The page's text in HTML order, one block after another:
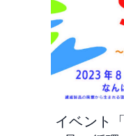
イベント